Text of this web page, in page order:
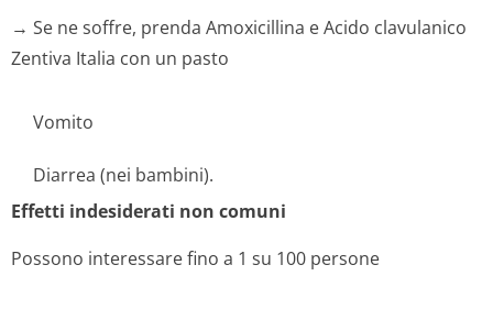
→ Se ne soffre, prenda Amoxicillina e Acido clavulanico
Zentiva Italia con un pasto
Vomito
Diarrea (nei bambini).
Effetti indesiderati non comuni
Possono interessare fino a 1 su 100 persone